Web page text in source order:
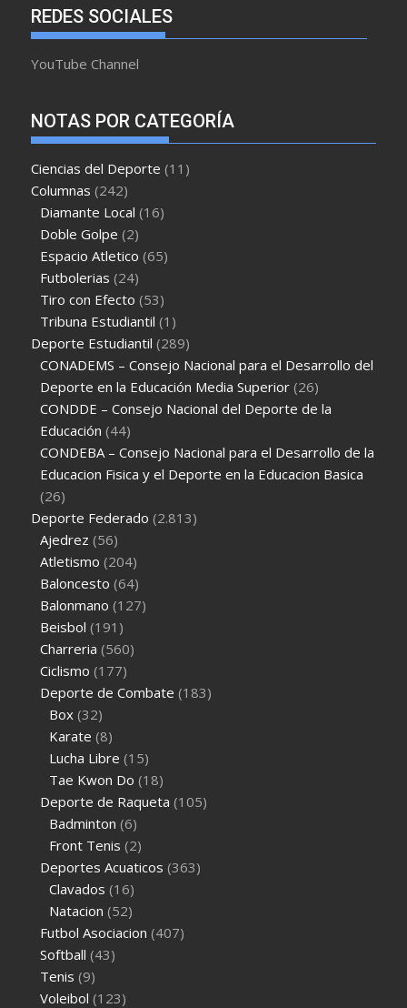
REDES SOCIALES
YouTube Channel
NOTAS POR CATEGORÍA
Ciencias del Deporte (11)
Columnas (242)
Diamante Local (16)
Doble Golpe (2)
Espacio Atletico (65)
Futbolerias (24)
Tiro con Efecto (53)
Tribuna Estudiantil (1)
Deporte Estudiantil (289)
CONADEMS – Consejo Nacional para el Desarrollo del
Deporte en la Educación Media Superior (26)
CONDDE – Consejo Nacional del Deporte de la
Educación (44)
CONDEBA – Consejo Nacional para el Desarrollo de la
Educacion Fisica y el Deporte en la Educacion Basica
(26)
Deporte Federado (2.813)
Ajedrez (56)
Atletismo (204)
Baloncesto (64)
Balonmano (127)
Beisbol (191)
Charreria (560)
Ciclismo (177)
Deporte de Combate (183)
Box (32)
Karate (8)
Lucha Libre (15)
Tae Kwon Do (18)
Deporte de Raqueta (105)
Badminton (6)
Front Tenis (2)
Deportes Acuaticos (363)
Clavados (16)
Natacion (52)
Futbol Asociacion (407)
Softball (43)
Tenis (9)
Voleibol (123)